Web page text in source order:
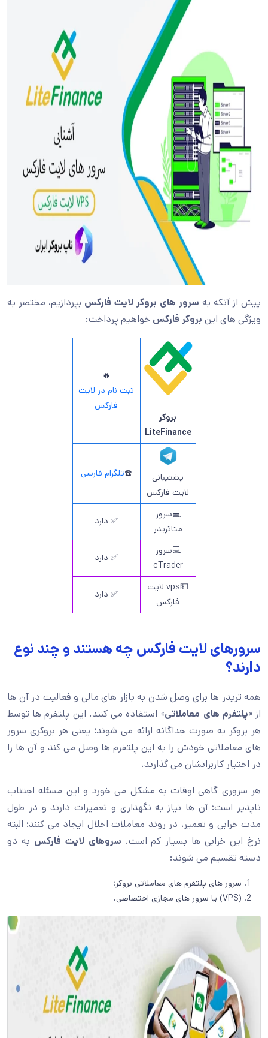
پیش از آنکه به سرور های بروکر لایت فارکس بپردازیم، مختصر به
ویژگی های این بروکر فارکس خواهیم پرداخت:
بروکر
LiteFinance
🔥
ثبت نام در لایت
فارکس
پشتیبانی
لایت فارکس
☎️تلگرام فارسی
💻سرور
متاتریدر
✅ دارد
💻سرور
cTrader
✅ دارد
💵vps لایت
فارکس
✅ دارد
سرورهای لایت فارکس چه هستند و چند نوع
دارند؟
همه تریدر ها برای وصل شدن به بازار های مالی و فعالیت در آن ها
از «پلتفرم های معاملاتی» استفاده می کنند. این پلتفرم ها توسط
هر بروکر به صورت جداگانه ارائه می شوند؛ یعنی هر بروکری سرور
های معاملاتی خودش را به این پلتفرم ها وصل می کند و آن ها را
در اختیار کاربرانشان می گذارند.
هر سروری گاهی اوقات به مشکل می خورد و این مسئله اجتناب
ناپدیر است؛ آن ها نیاز به نگهداری و تعمیرات دارند و در طول
مدت خرابی و تعمیر، در روند معاملات اخلال ایجاد می کنند؛ البته
نرخ این خرابی ها بسیار کم است. سروهای لایت فارکس به دو
دسته تقسیم می شوند:
سرور های پلتفرم های معاملاتی بروکر؛
(VPS) یا سرور های مجازی اختصاصی.